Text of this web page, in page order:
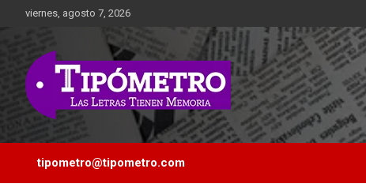
viernes, agosto 7, 2026
Tipometro
Las Letras Tienen Memoria
tipometro@tipometro.com